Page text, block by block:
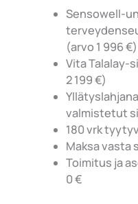
Sensowell-
(arvo 1 996 €)
Vita Talalay-
2 199 €)
valmistetut
180 vrk
Maksa
Toimitus ja
0 €